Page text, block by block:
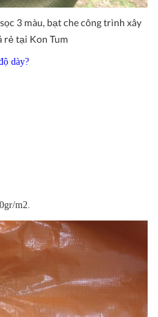
3 màu, bạt che công trình xây
rẻ tại Kon Tum
dày?
m2.